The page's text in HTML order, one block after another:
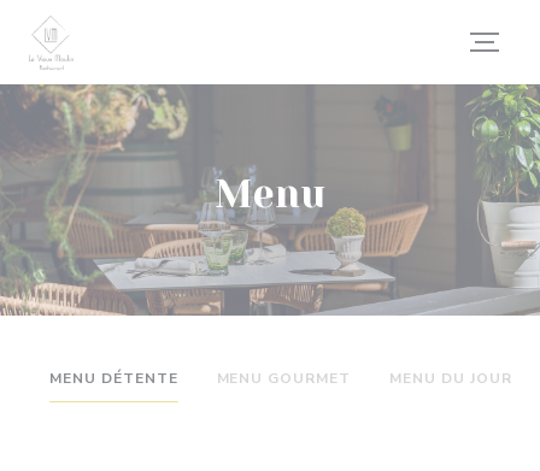
Panel pro správu cookies
Menu
MENU DÉTENTE MENU GOURMET MENU DU JOUR